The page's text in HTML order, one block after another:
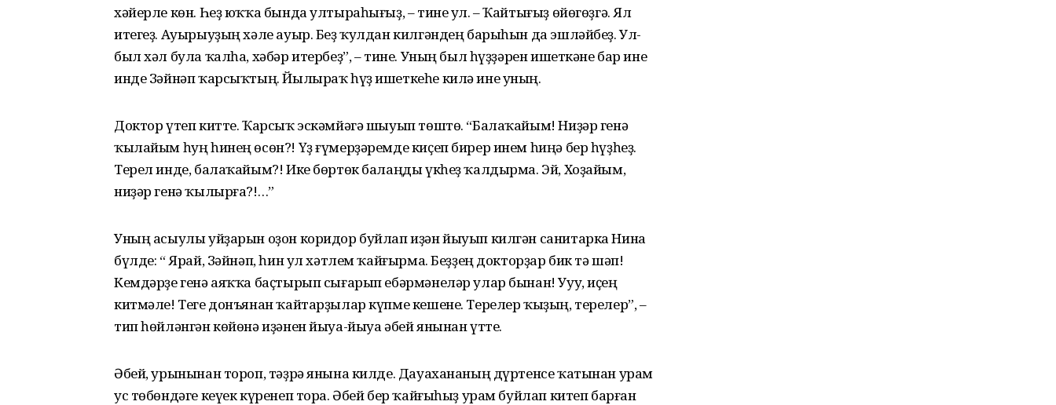
хәйерле көн. Һеҙ юҡҡа бында ултыраһығыҙ, – тине ул. – Ҡайтығыҙ өйөгөҙгә. Ял
итегеҙ. Ауырыуҙың хәле ауыр. Беҙ ҡулдан килгәндең барыһын да эшләйбеҙ. Ул-
был хәл була ҡалһа, хәбәр итербеҙ”, – тине. Уның был һүҙҙәрен ишеткәне бар ине
инде Зәйнәп ҡарсыҡтың. Йылыраҡ һүҙ ишеткеһе килә ине уның.
Доктор үтеп китте. Ҡарсыҡ эскәмйәгә шыуып төштө. “Балаҡайым! Ниҙәр генә
ҡылайым һуң һинең өсөн?! Үҙ ғүмерҙәремде киҫеп бирер инем һиңә бер һүҙһеҙ.
Терел инде, балаҡайым?! Ике бөртөк балаңды үкһеҙ ҡалдырма. Эй, Хоҙайым,
ниҙәр генә ҡылырға?!…”
Уның асыулы уйҙарын оҙон коридор буйлап иҙән йыуып килгән санитарка Нина
бүлде: “ Ярай, Зәйнәп, һин ул хәтлем ҡайғырма. Беҙҙең докторҙар бик тә шәп!
Кемдәрҙе генә аяҡҡа баҫтырып сығарып ебәрмәнеләр улар бынан! Ууу, иҫең
китмәле! Теге донъянан ҡайтарҙылар күпме кешене. Терелер ҡыҙың, терелер”, –
тип һөйләнгән көйөнә иҙәнен йыуа-йыуа әбей янынан үтте.
Әбей, урынынан тороп, тәҙрә янына килде. Дауахананың дүртенсе ҡатынан урам
ус төбөндәге кеүек күренеп тора. Әбей бер ҡайғыһыҙ урам буйлап китеп барған